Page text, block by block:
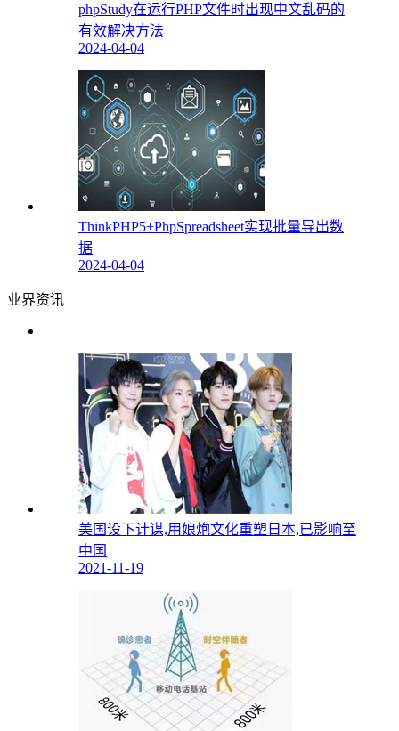
phpStudy在运行PHP文件时出现中文乱码的
有效解决方法
2024-04-04
ThinkPHP5+PhpSpreadsheet实现批量导出数
据
2024-04-04
业界资讯
美国设下计谋,用娘炮文化重塑日本,已影响至
中国
2021-11-19